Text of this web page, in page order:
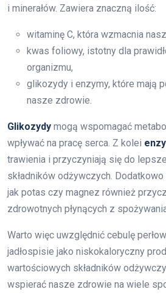
i minerałów. Zawiera znaczną ilość:
witaminę C, która wzmacnia
kwas foliowy, istotny dla
organizmu,
glikozydy i enzymy, które mają
nasze zdrowie.
Glikozydy mogą wspomagać
wpływać na pracę serca. Z kolei
trawienia i przyczyniają się do
składników odżywczych.
jak potas czy magnez również
zdrowotnych płynących z
Warto więc uwzględnić cebulę
jadłospisie jako niskokaloryczny
wartościowych składników
wspierać nasze zdrowie na wiele